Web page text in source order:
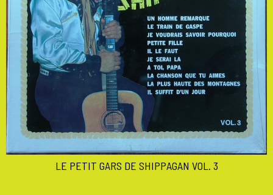
LE PETIT GARS DE SHIPPAGAN VOL. 3